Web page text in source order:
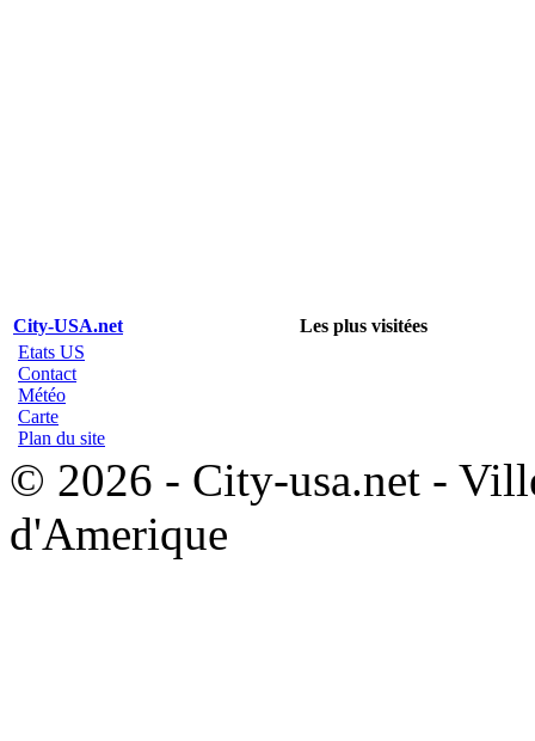
City-USA.net
Les plus visitées
Etats US
Contact
Météo
Carte
Plan du site
© 2026 - City-usa.net -
d'Amerique